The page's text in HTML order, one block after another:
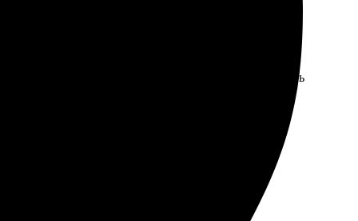
размер 15х20, загрузил изображения, оформил
ожиданиям. Определенно буду заказывать